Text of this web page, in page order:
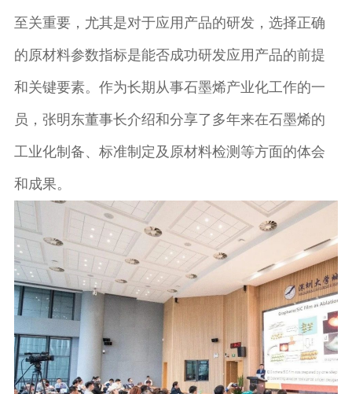
至关重要，尤其是对于应用产品的研发，选择正确
的原材料参数指标是能否成功研发应用产品的前提
和关键要素。作为长期从事石墨烯产业化工作的一
员，张明东董事长介绍和分享了多年来在石墨烯的
工业化制备、标准制定及原材料检测等方面的体会
和成果。